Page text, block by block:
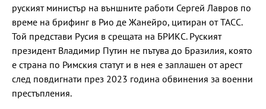
руският министър на външните работи Сергей Лавров по
време на брифинг в Рио де Жанейро, цитиран от ТАСС.
Той представи Русия в срещата на БРИКС. Руският
президент Владимир Путин не пътува до Бразилия, която
е страна по Римския статут и в нея е заплашен от арест
след повдигнати през 2023 година обвинения за военни
престъпления.